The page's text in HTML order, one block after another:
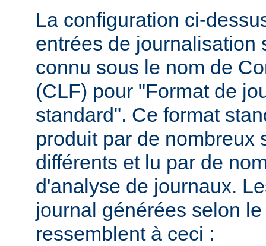
La configuration ci-
entrées de journalisation
connu sous le nom de
(CLF) pour "Format de
standard". Ce format
produit par de nombreux
différents et lu par de
d'analyse de journaux.
journal générées selon
ressemblent à ceci :